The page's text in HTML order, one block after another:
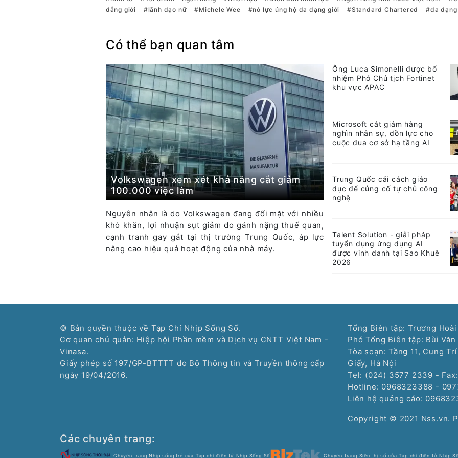
đẳng giới
lãnh đạo nữ Michele Wee nỗ lực ủng hộ đa dạng giới Standard Chartered đa
Có thể bạn quan tâm
Volkswagen xem xét khả năng cắt giảm
100.000 việc làm
Nguyên nhân là do Volkswagen đang đối mặt với nhiều
khó khăn, lợi nhuận sụt giảm do gánh nặng thuế quan,
cạnh tranh gay gắt tại thị trường Trung Quốc, áp lực
nâng cao hiệu quả hoạt động của nhà máy.
Ông Luca Simonelli được bổ
nhiệm Phó Chủ tịch Fortinet
khu vực APAC
Microsoft cắt giảm hàng
nghìn nhân sự, dồn lực cho
cuộc đua cơ sở hạ tầng AI
Trung Quốc cải cách giáo
dục để củng cố tự chủ công
nghệ
Talent Solution - giải pháp
tuyển dụng ứng dụng AI
được vinh danh tại Sao Khuê
2026
© Bản quyền thuộc về Tạp Chí Nhịp Sống Số.
Cơ quan chủ quản: Hiệp hội Phần mềm và Dịch vụ CNTT Việt Nam -
Vinasa.
Giấy phép số 197/GP-BTTTT do Bộ Thông tin và Truyền thông cấp
ngày 19/04/2016.
Tổng Biên tập: Trương
Phó Tổng Biên tập: Bùi
Tòa soạn: Tầng 11, Cung
Giấy, Hà Nội
Tel: (024) 3577 2339 -
Hotline: 0968323388 -
Liên hệ quảng cáo:
Copyright © 2021 Nss.vn.
Các chuyên trang:
Chuyên trang Nhịp sống trẻ của Tạp chí điện tử Nhịp Sống Số Chuyên trang Siêu thị số của Tạp chí điện tử Nhịp